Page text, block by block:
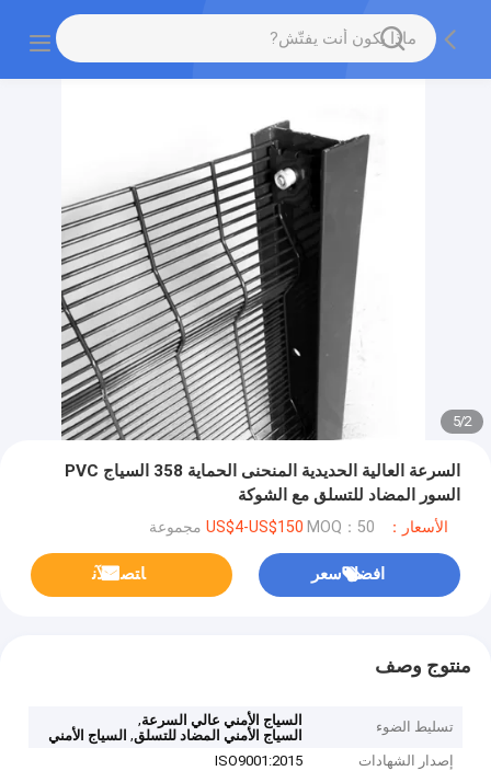
2
/
5
السرعة العالية الحديدية المنحنى الحماية 358 السياج PVC
السور المضاد للتسلق مع الشوكة
الأسعار：US$4-US$150 MOQ：50 مجموعة
افضل سعر ﺎﺘﺼﻟ ﺍﻶﻧ
منتوج وصف
تسليط الضوء السياج الأمني عالي السرعة,
السياج الأمني المضاد للتسلق, السياج الأمني
إصدار الشهادات
ISO9001:2015